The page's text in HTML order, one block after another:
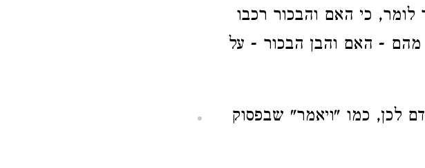
כי האם והבכור רכבו
מהם - האם והבן הבכור - על
לכן, כמו "ויאמר" שבפסוק